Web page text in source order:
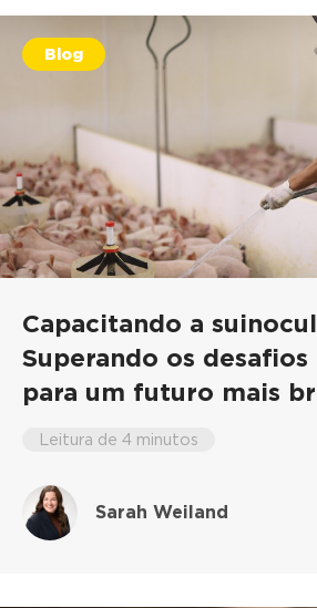
Blog
Capacitando a
Superando os
para um futuro mais
Leitura de 4 minutos
Sarah Weiland